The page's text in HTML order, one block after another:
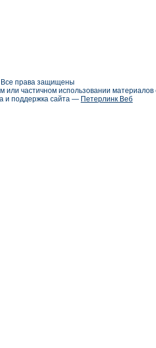
Все права защищены
или частичном использовании
и поддержка сайта — Петерлинк Веб